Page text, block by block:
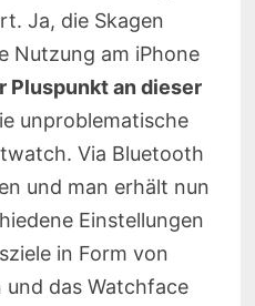
Ja, die Skagen
Nutzung am iPhone
Pluspunkt an dieser
unproblematische
Via Bluetooth
und man erhält nun
Einstellungen
in Form von
das Watchface